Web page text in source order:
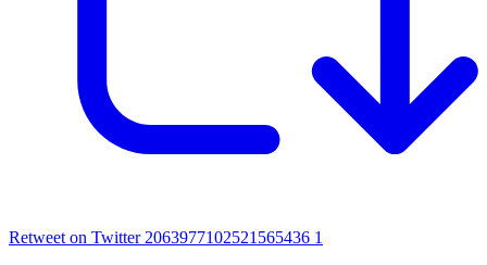
Retweet on Twitter 2063977102521565436 1